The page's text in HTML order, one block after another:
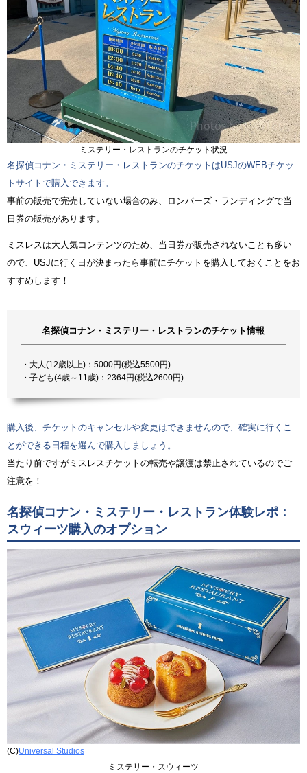
ミステリー・レストランのチケット状況
名探偵コナン・ミステリー・レストランのチケットはUSJのWEBチケッ
トサイトで購入できます。
事前の販売で完売していない場合のみ、ロンバーズ・ランディングで当
日券の販売があります。
ミスレスは大人気コンテンツのため、当日券が販売されないことも多い
ので、USJに行く日が決まったら事前にチケットを購入しておくことをお
すすめします！
名探偵コナン・ミステリー・レストランのチケット情報
・大人(12歳以上)：5000円(税込5500円)
・子ども(4歳～11歳)：2364円(税込2600円)
購入後、チケットのキャンセルや変更はできませんので、確実に行くこ
とができる日程を選んで購入しましょう。
当たり前ですがミスレスチケットの転売や譲渡は禁止されているのでご
注意を！
名探偵コナン・ミステリー・レストラン体験レポ：
スウィーツ購入のオプション
(C)Universal Studios
ミステリー・スウィーツ